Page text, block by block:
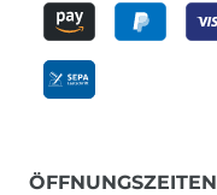
ÖFFNUNGSZEITEN